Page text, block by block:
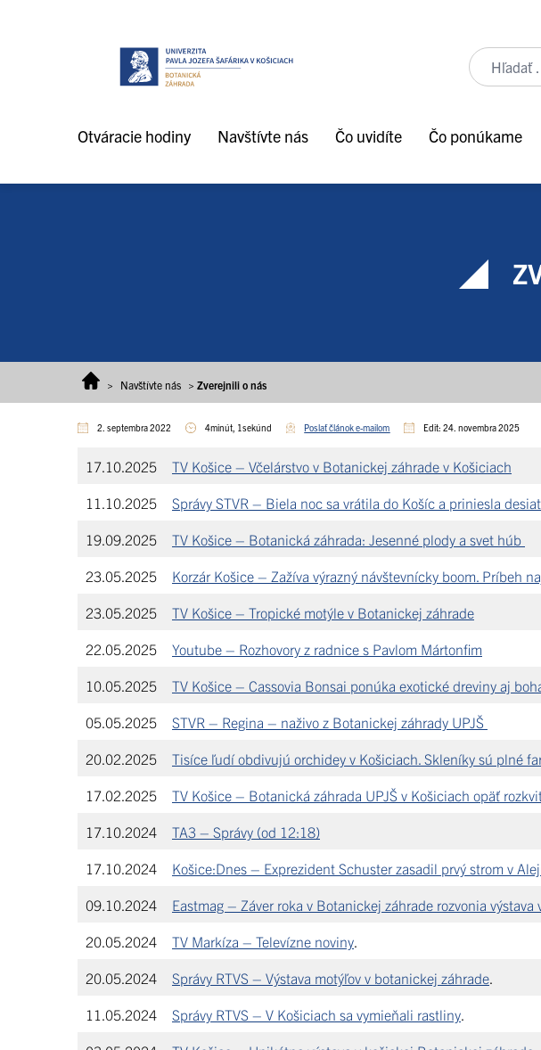
Otváracie hodiny Navštívte nás Čo uvidíte Čo ponúkame
> Navštívte nás > Zverejnili o nás
2. septembra 2022 4minút, 1sekúnd Poslať článok e-mailom Edit: 24. novembra 2025
17.10.2025 TV Košice – Včelárstvo v Botanickej záhrade v Košiciach
11.10.2025 Správy STVR – Biela noc sa vrátila do Košíc a priniesla
19.09.2025 TV Košice – Botanická záhrada: Jesenné plody a svet húb
23.05.2025 Korzár Košice – Zažíva výrazný návštevnícky boom. Príbeh
23.05.2025 TV Košice – Tropické motýle v Botanickej záhrade
22.05.2025 Youtube – Rozhovory z radnice s Pavlom Mártonfim
10.05.2025 TV Košice – Cassovia Bonsai ponúka exotické dreviny aj
05.05.2025 STVR – Regina – naživo z Botanickej záhrady UPJŠ
20.02.2025 Tisíce ľudí obdivujú orchidey v Košiciach. Skleníky sú plné
17.02.2025 TV Košice – Botanická záhrada UPJŠ v Košiciach opäť
17.10.2024 TA3 – Správy (od 12:18)
17.10.2024 Košice:Dnes – Exprezident Schuster zasadil prvý strom v
09.10.2024 Eastmag – Záver roka v Botanickej záhrade rozvonia výstava
20.05.2024 TV Markíza – Televízne noviny.
20.05.2024 Správy RTVS – Výstava motýľov v botanickej záhrade.
11.05.2024 Správy RTVS – V Košiciach sa vymieňali rastliny.